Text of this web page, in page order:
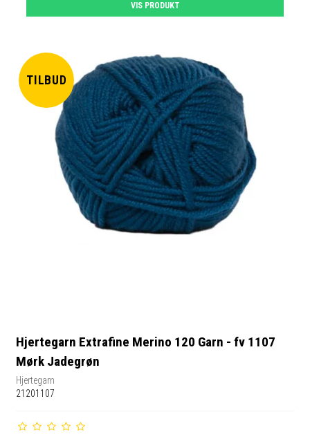
VIS PRODUKT
TILBUD
Hjertegarn Extrafine Merino 120 Garn - fv 1107
Mørk Jadegrøn
Hjertegarn
21201107